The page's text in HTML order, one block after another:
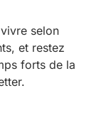
selon
et restez
forts de la